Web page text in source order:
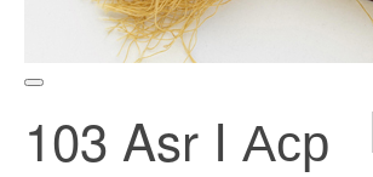
103 Asr I Аср